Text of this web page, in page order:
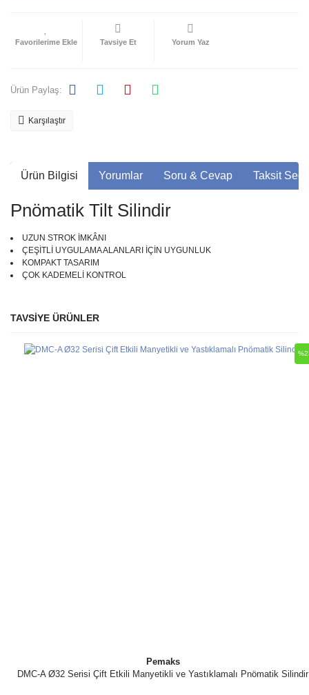
Tavsiye Et Yorum Yaz
Ürün Paylaş:
Karşılaştır
Ürün Bilgisi Yorumlar Soru & Cevap Taksit
Pnömatik Tilt Silindir
UZUN STROK İMKÂNI
ÇEŞİTLİ UYGULAMA ALANLARI İÇİN UYGUNLUK
KOMPAKT TASARIM
ÇOK KADEMELİ KONTROL
TAVSİYE ÜRÜNLER
Pemaks
DMC-A Ø32 Serisi Çift Etkili Manyetikli ve Yastıklamalı Pnömatik Silindir